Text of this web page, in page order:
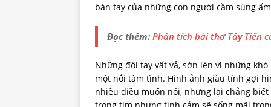
bàn tay của những con người cầm súng
Đọc thêm: Phân tích bài thơ Tây Tiến
Những đôi tay vất vả, sờn lên vì những
một nỗi tâm tình. Hình ảnh giàu tính gợi
nhiều điều muốn nói, nhưng lại chẳng